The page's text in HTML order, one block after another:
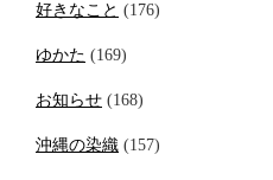
好きなこと (176)
ゆかた (169)
お知らせ (168)
沖縄の染織 (157)